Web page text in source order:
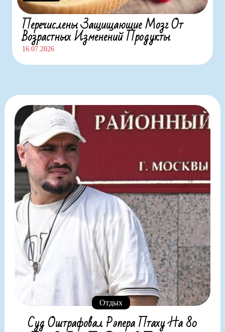
Перечислены Защищающие Мозг От
Возрастных Изменений Продукты
16.07.2026
Отдых
Суд Оштрафовал Рэпера Птаху На 80